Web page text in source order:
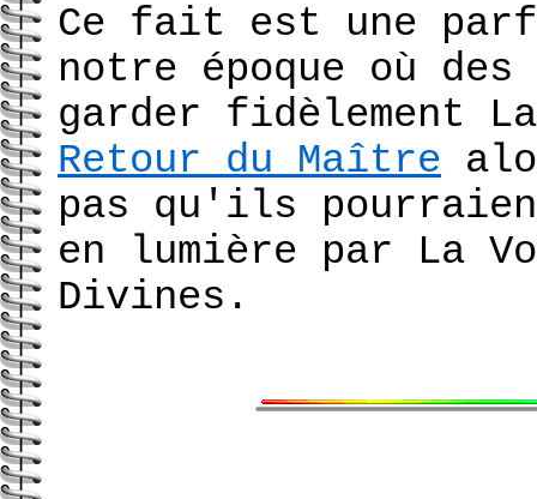
Ce fait est une
notre époque où
garder fidèlement
Retour du Maître
pas qu'ils
en lumière par La
Divines.